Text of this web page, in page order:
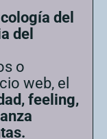
del
del
o
web, el
feeling,